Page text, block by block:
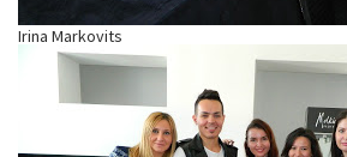
Irina Markovits